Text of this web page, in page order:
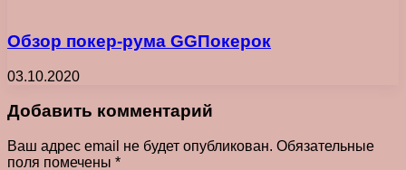
Обзор покер-рума GGПокерок
03.10.2020
Добавить комментарий
Ваш адрес email не будет опубликован. Обязательные
поля помечены *